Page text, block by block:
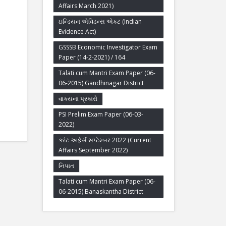
Affairs March 2021)
ઇન્ડિયન એવિડન્સ એક્ટ (Indian
Evidence Act)
GSSSB Economic Investigator Exam
Paper (14-2-2021) / 164
Talati cum Mantri Exam Paper (06-
06-2015) Gandhinagar District
વાક્યના પ્રકારો
PSI Prelim Exam Paper (06-03-
2022)
કરંટ અફેર્સ સપ્ટેમ્બર 2022 (Current
Affairs September 2022)
નિપાત
Talati cum Mantri Exam Paper (06-
06-2015) Banaskantha District